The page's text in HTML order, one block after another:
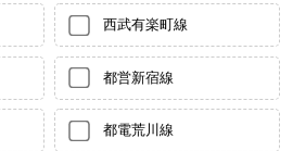
西武有楽町線
都営新宿線
都電荒川線